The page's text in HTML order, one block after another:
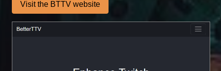
Visit the BTTV website